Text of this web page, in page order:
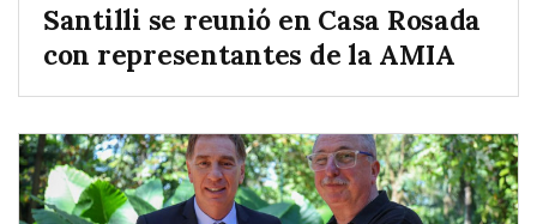
Santilli se reunió en Casa Rosada
con representantes de la AMIA